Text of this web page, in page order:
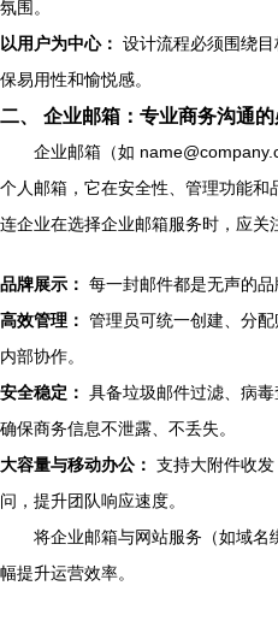
氛围。
以用户为中心： 设计流程必须围绕
保易用性和愉悦感。
二、 企业邮箱：专业商务沟通
企业邮箱（如
个人邮箱，它在安全性、管理功能
连企业在选择企业邮箱服务时，应关
品牌展示： 每一封邮件都是无声的品
高效管理： 管理员可统一创建、分
内部协作。
安全稳定： 具备垃圾邮件过滤、病
确保商务信息不泄露、不丢失。
大容量与移动办公： 支持大附件收
问，提升团队响应速度。
将企业邮箱与网站服务（如域
幅提升运营效率。